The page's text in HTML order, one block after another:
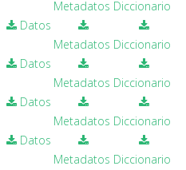
Metadatos Diccionario
Datos
Metadatos Diccionario
Datos
Metadatos Diccionario
Datos
Metadatos Diccionario
Datos
Metadatos Diccionario